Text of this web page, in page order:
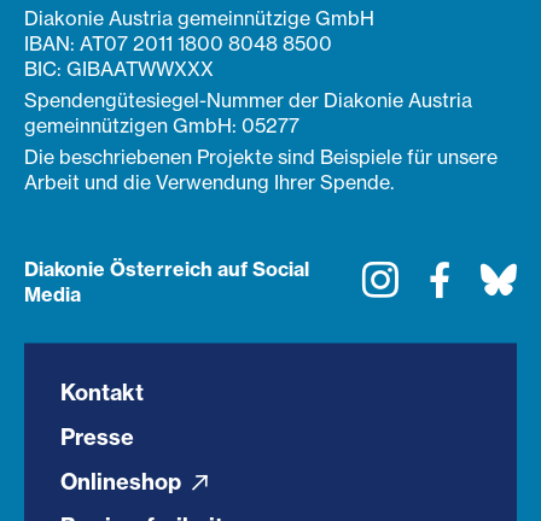
Diakonie Austria gemeinnützige GmbH
IBAN: AT07 2011 1800 8048 8500
BIC: GIBAATWWXXX
Spendengütesiegel-Nummer der Diakonie Austria
gemeinnützigen GmbH: 05277
Die beschriebenen Projekte sind Beispiele für unsere
Arbeit und die Verwendung Ihrer Spende.
Diakonie Österreich auf Social
Media
Instagram
Kontakt
Presse
Onlineshop